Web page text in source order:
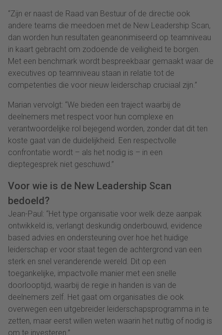
“Zijn er naast de Raad van Bestuur of de directie ook
andere teams die meedoen met de New Leadership Scan,
dan worden hun resultaten geanonimiseerd op teamniveau
in kaart gebracht om zodoende de veiligheid te borgen.
Met een benchmark wordt bespreekbaar gemaakt waar de
executives op teamniveau staan in relatie tot de
competenties die voor nieuw leiderschap cruciaal zijn.”
Marian vervolgt: “We bieden een traject waarbij de
deelnemers met respect voor hun complexe en
verantwoordelijke rol bejegend worden, zonder dat dit ten
koste gaat van de duidelijkheid. Een respectvolle
confrontatie wordt – als het nodig is – in een
dieptegesprek niet geschuwd.”
Voor wie is de New Leadership Scan
bedoeld?
Jean-Paul: “Het type organisatie voor welk deze aanpak
ontwikkeld is, verlangt deskundig onderbouwd, evidence
based advies en ondersteuning over hoe het huidige
leiderschap er voor staat tegen de achtergrond van een
sterk en snel veranderende wereld. Dit op een
toegankelijke, impactvolle manier met een snelle
doorlooptijd, waarbij de regie in handen is van de
deelnemers zelf. Het gaat om organisaties die ook
overwegen een uitgebreider leiderschapsprogramma in te
zetten, maar eerst willen weten waarin het nuttig of nodig is
om te investeren.”